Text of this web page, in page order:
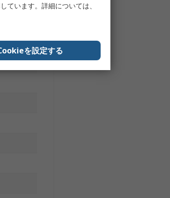
ています。詳細については、
を設定する